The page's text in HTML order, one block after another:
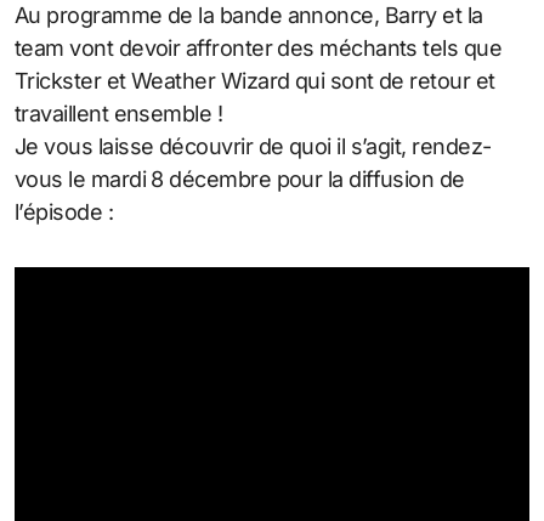
Au programme de la bande annonce, Barry et la
team vont devoir affronter des méchants tels que
Trickster et Weather Wizard qui sont de retour et
travaillent ensemble !
Je vous laisse découvrir de quoi il s’agit, rendez-
vous le mardi 8 décembre pour la diffusion de
l’épisode :